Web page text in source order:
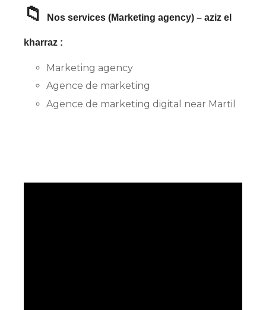
📁 Nos services (Marketing agency) – aziz el
kharraz :
Marketing agency
Agence de marketing
Agence de marketing digital near Martil